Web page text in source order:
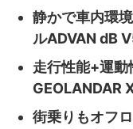
静かで車内環
ルADVAN dB
走行性能+運動
GEOLANDAR
街乗りもオフ